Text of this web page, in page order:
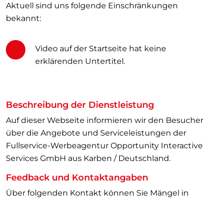
Aktuell sind uns folgende Einschränkungen
bekannt:
Video auf der Startseite hat keine
erklärenden Untertitel.
Beschreibung der Dienstleistung
Auf dieser Webseite informieren wir den Besucher
über die Angebote und Serviceleistungen der
Fullservice-Werbeagentur Opportunity Interactive
Services GmbH aus Karben / Deutschland.
Feedback und Kontaktangaben
Über folgenden Kontakt können Sie Mängel in